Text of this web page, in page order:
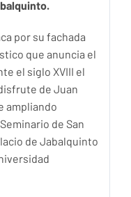
por su fachada
que anuncia el
el siglo XVIII el
de Juan
ampliando
de San
de Jabalquinto